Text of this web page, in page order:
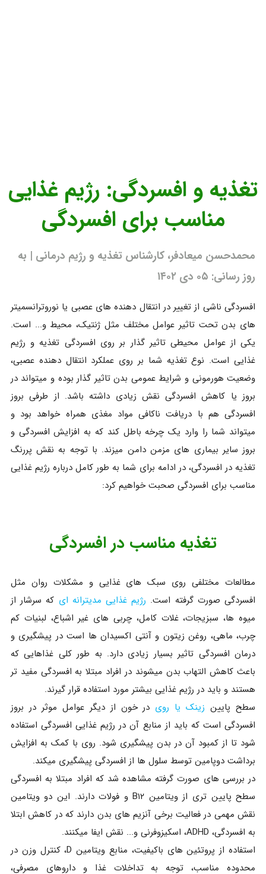
تغذیه و افسردگی: رژیم غذایی
مناسب برای افسردگی
محمدحسن میعادفر، کارشناس تغذیه و رژیم درمانی | به
روز رسانی: ۰۵ دی ۱۴۰۲
افسردگی ناشی از تغییر در انتقال دهنده های عصبی یا نوروترانسمیتر
های بدن تحت تاثیر عوامل مختلف مثل ژنتیک، محیط و... است.
یکی از عوامل محیطی تاثیر گذار بر روی افسردگی تغذیه و رژیم
غذایی است. نوع تغذیه شما بر روی عملکرد انتقال دهنده عصبی،
وضعیت هورمونی و شرایط عمومی بدن تاثیر گذار بوده و میتواند در
بروز یا کاهش افسردگی نقش زیادی داشته باشد. از طرفی بروز
افسردگی هم با دریافت ناکافی مواد مغذی همراه خواهد بود و
میتواند شما را وارد یک چرخه باطل کند که به افزایش افسردگی و
بروز سایر بیماری های مزمن دامن میزند. با توجه به نقش پررنگ
تغذیه در افسردگی، در ادامه برای شما به طور کامل درباره رژیم غذایی
مناسب برای افسردگی صحبت خواهیم کرد:
تغذیه مناسب در افسردگی
مطالعات مختلفی روی سبک های غذایی و مشکلات روان مثل
افسردگی صورت گرفته است. رژیم غذایی مدیترانه ای که سرشار از
میوه ها، سبزیجات، غلات کامل، چربی های غیر اشباع، لبنیات کم
چرب، ماهی، روغن زیتون و آنتی اکسیدان ها است در پیشگیری و
درمان افسردگی تاثیر بسیار زیادی دارد. به طور کلی غذاهایی که
باعث کاهش التهاب بدن میشوند در افراد مبتلا به افسردگی مفید تر
هستند و باید در رژیم غذایی بیشتر مورد استفاده قرار گیرند.
سطح پایین زینک یا روی در خون از دیگر عوامل موثر در بروز
افسردگی است که باید از منابع آن در رژیم غذایی افسردگی استفاده
شود تا از کمبود آن در بدن پیشگیری شود. روی با کمک به افزایش
برداشت دوپامین توسط سلول ها از افسردگی پیشگیری میکند.
در بررسی های صورت گرفته مشاهده شد که افراد مبتلا به افسردگی
سطح پایین تری از ویتامین B۱۲ و فولات دارند. این دو ویتامین
نقش مهمی در فعالیت برخی آنزیم های بدن دارند که در کاهش ابتلا
به افسردگی، ADHD، اسکیزوفرنی و... نقش ایفا میکنند.
استفاده از پروتئین های باکیفیت، منابع ویتامین D، کنترل وزن در
محدوده مناسب، توجه به تداخلات غذا و داروهای مصرفی،